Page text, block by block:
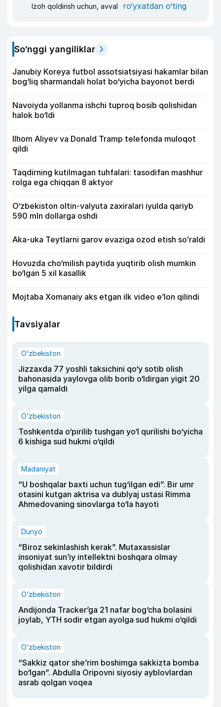
Izoh qoldirish uchun, avval ro‘yxatdan o‘ting
So‘nggi yangiliklar
Janubiy Koreya futbol assotsiatsiyasi hakamlar bilan
bog‘liq sharmandali holat bo‘yicha bayonot berdi
Navoiyda yollanma ishchi tuproq bosib qolishidan
halok bo‘ldi
Ilhom Aliyev va Donald Tramp telefonda muloqot
qildi
Taqdirning kutilmagan tuhfalari: tasodifan mashhur
rolga ega chiqqan 8 aktyor
O‘zbekiston oltin-valyuta zaxiralari iyulda qariyb
590 mln dollarga oshdi
Aka-uka Teytlarni garov evaziga ozod etish soʻraldi
Hovuzda cho‘milish paytida yuqtirib olish mumkin
bo‘lgan 5 xil kasallik
Mojtaba Xomanaiy aks etgan ilk video e’lon qilindi
Tavsiyalar
O‘zbekiston
Jizzaxda 77 yoshli taksichini qo‘y sotib olish
bahonasida yaylovga olib borib o‘ldirgan yigit 20
yilga qamaldi
O‘zbekiston
Toshkentda o‘pirilib tushgan yo‘l qurilishi bo‘yicha
6 kishiga sud hukmi o‘qildi
Madaniyat
“U boshqalar baxti uchun tug‘ilgan edi”. Bir umr
otasini kutgan aktrisa va dublyaj ustasi Rimma
Ahmedovaning sinovlarga to‘la hayoti
Dunyo
“Biroz sekinlashish kerak”. Mutaxassislar
insoniyat sun’iy intellektni boshqara olmay
qolishidan xavotir bildirdi
O‘zbekiston
Andijonda Tracker’ga 21 nafar bog‘cha bolasini
joylab, YTH sodir etgan ayolga sud hukmi o‘qildi
O‘zbekiston
“Sakkiz qator she’rim boshimga sakkizta bomba
bo‘lgan”. Abdulla Oripovni siyosiy ayblovlardan
asrab qolgan voqea